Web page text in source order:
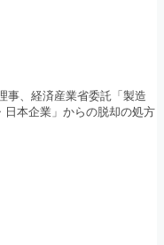
事、経済産業省委託「製造
本企業」からの脱却の処方